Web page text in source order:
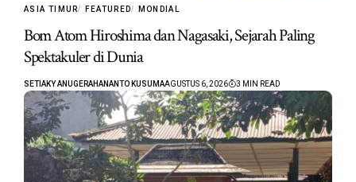
ASIA TIMUR FEATURED MONDIAL
Bom Atom Hiroshima dan Nagasaki, Sejarah Paling
Spektakuler di Dunia
SETIAKY ANUGERAHANANTO KUSUMAAGUSTUS 6, 2026 3 MIN READ